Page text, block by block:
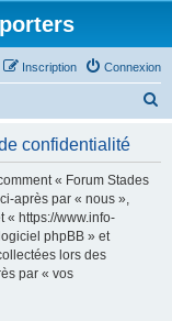
Connexion
Inscription
confidentialité
« Forum Stades
après par « nous »,
« https://www.info-
phpBB » et
lors des
par « vos